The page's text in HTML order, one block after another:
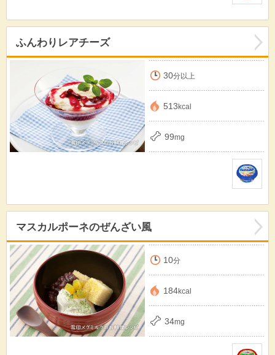
ふんわりレアチーズ
30分以上
513 kcal
99mg
マスカルポーネのぜんざい風
10分
184kcal
34mg